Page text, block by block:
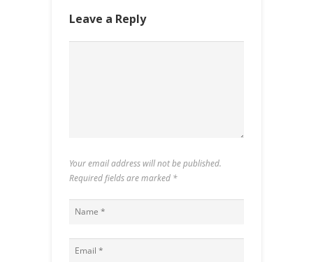
Leave a Reply
Your email address will not be published.
Required fields are marked *